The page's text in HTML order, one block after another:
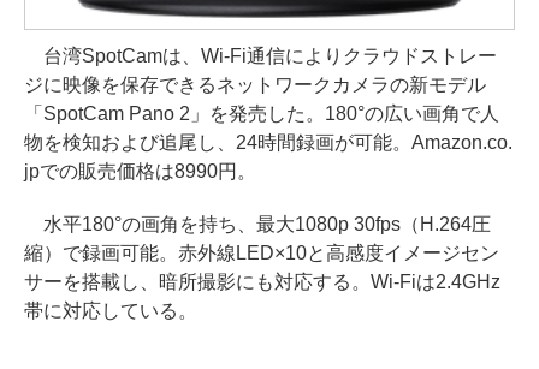
台湾SpotCamは、Wi-Fi通信によりクラウドストレー
ジに映像を保存できるネットワークカメラの新モデル
「SpotCam Pano 2」を発売した。180°の広い画角で人
物を検知および追尾し、24時間録画が可能。Amazon.co.
jpでの販売価格は8990円。
水平180°の画角を持ち、最大1080p 30fps（H.264圧
縮）で録画可能。赤外線LED×10と高感度イメージセン
サーを搭載し、暗所撮影にも対応する。Wi-Fiは2.4GHz
帯に対応している。